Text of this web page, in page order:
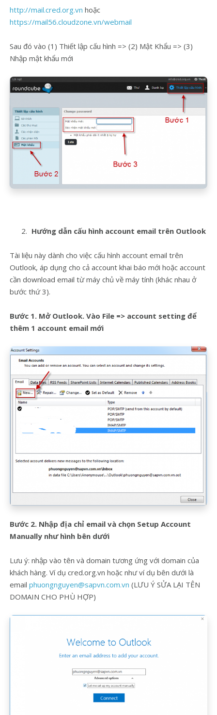
http://mail.cred.org.vn hoặc
https://mail56.cloudzone.vn/webmail
Sau đó vào (1) Thiết lập cấu hình => (2) Mật Khẩu => (3)
Nhập mật khẩu mới
Hướng dẫn cấu hình account email trên Outlook
Tài liệu này dành cho việc cấu hình account email trên
Outlook, áp dụng cho cả account khai báo mới hoặc account
cần download email từ máy chủ về máy tính (khác nhau ở
bước thứ 3).
Bước 1. Mở Outlook. Vào File => account setting để
thêm 1 account email mới
Bước 2. Nhập địa chỉ email và chọn Setup Account
Manually như hình bên dưới
Lưu ý: nhập vào tên và domain tương ứng với domain của
khách hàng. Ví dụ cred.org.vn hoặc như ví dụ bên dưới là
email phuongnguyen@sapvn.com.vn (LƯU Ý SỬA LẠI TÊN
DOMAIN CHO PHÙ HỢP)